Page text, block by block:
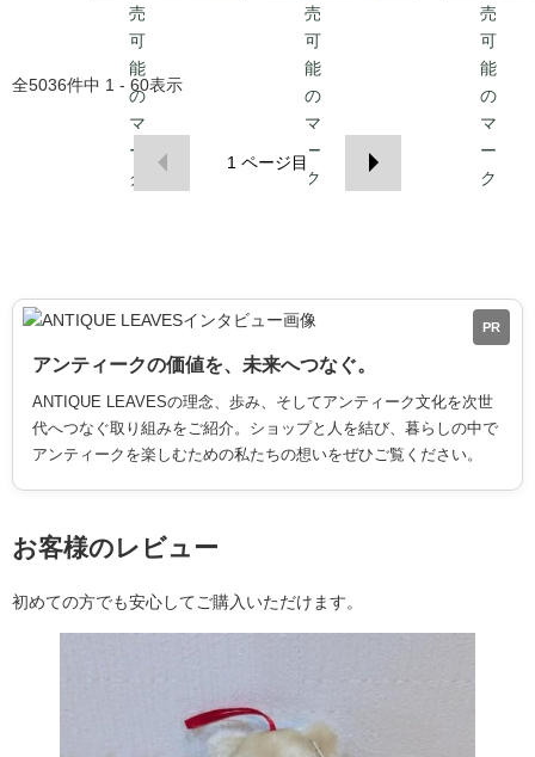
全5036件中 1 - 60表示
1 ページ目
PR
アンティークの価値を、未来へつなぐ。
ANTIQUE LEAVESの理念、歩み、そしてアンティーク文化を次世
代へつなぐ取り組みをご紹介。ショップと人を結び、暮らしの中で
アンティークを楽しむための私たちの想いをぜひご覧ください。
お客様のレビュー
初めての方でも安心してご購入いただけます。